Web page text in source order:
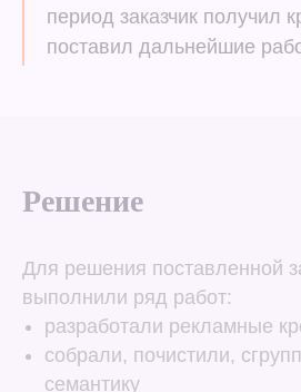
период заказчик получил
поставил дальнейшие
Решение
Для решения поставленной
выполнили ряд работ:
разработали рекламные
собрали, почистили,
семантику